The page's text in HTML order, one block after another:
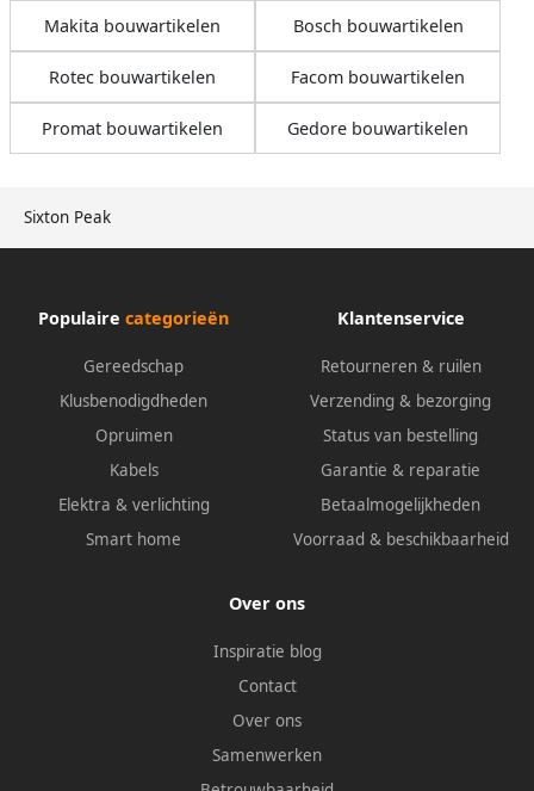
Sixton Peak
Makita bouwartikelen Bosch bouwartikelen
Rotec bouwartikelen Facom bouwartikelen
Promat bouwartikelen Gedore bouwartikelen
Populaire categorieën
Gereedschap
Klusbenodigdheden
Opruimen
Kabels
Elektra & verlichting
Smart home
Klantenservice
Retourneren & ruilen
Verzending & bezorging
Status van bestelling
Garantie & reparatie
Betaalmogelijkheden
Voorraad & beschikbaarheid
Over ons
Inspiratie blog
Contact
Over ons
Samenwerken